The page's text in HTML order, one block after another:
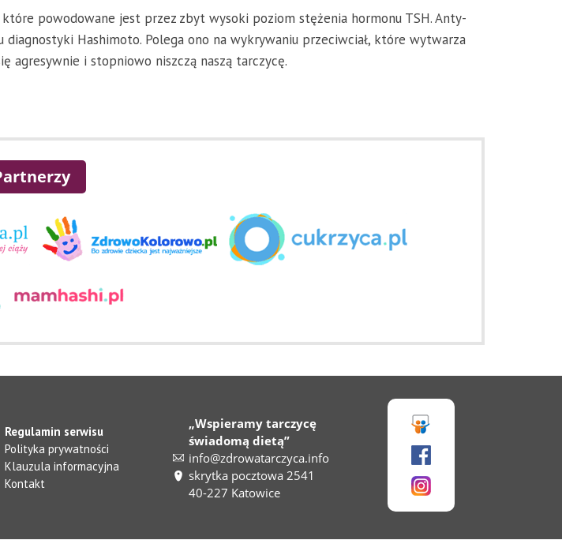
powodowane jest przez zbyt wysoki poziom stężenia hormonu TSH. Anty-
Hashimoto. Polega ono na wykrywaniu przeciwciał, które wytwarza
agresywnie i stopniowo niszczą naszą tarczycę.
Regulamin serwisu
Polityka prywatności
Klauzula informacyjna
Kontakt
„Wspieramy tarczycę
świadomą dietą”
info@zdrowatarczyca.info
skrytka pocztowa 2541
40-227 Katowice